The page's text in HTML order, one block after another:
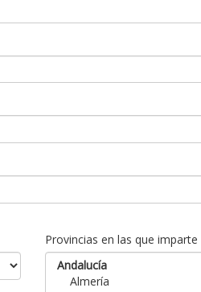
Provincias en las que